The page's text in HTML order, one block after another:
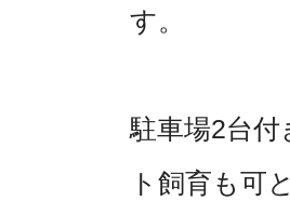
す。
駐車場2台
ト飼育も可